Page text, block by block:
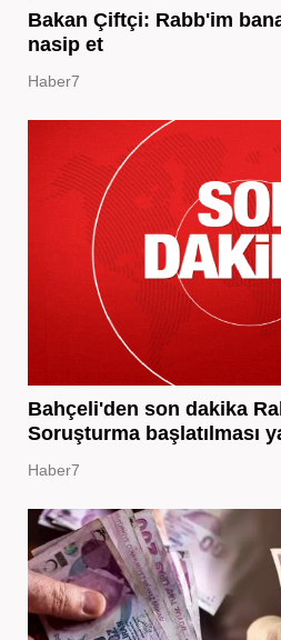
Bakan Çiftçi: Rabb'im
nasip et
Haber7
Bahçeli'den son dakika
Soruşturma başlatılması
Haber7